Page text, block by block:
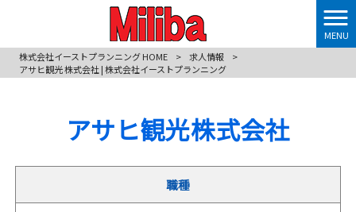
MENU
株式会社イーストプランニング HOME
> 求人情報
>
アサヒ観光 株式会社 | 株式会社イーストプランニング
アサヒ観光 株式会社
職種